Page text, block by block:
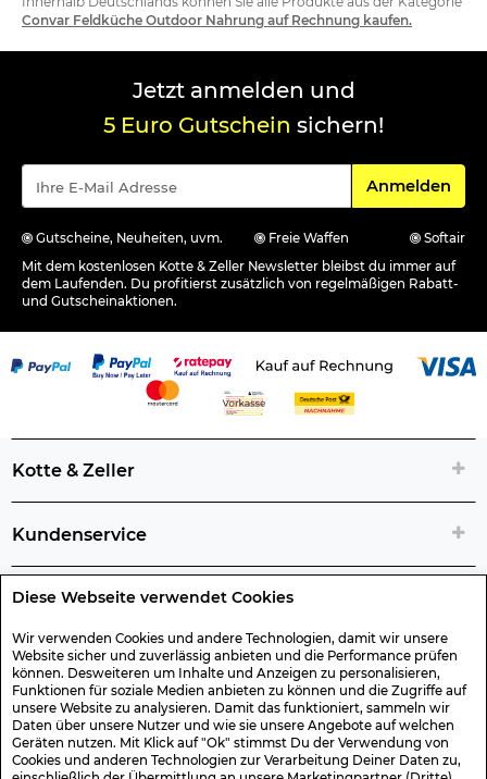
Diese Webseite verwendet Cookies
Wir verwenden Cookies und andere Technologien, damit wir unsere
Website sicher und zuverlässig anbieten und die Performance prüfen
können. Desweiteren um Inhalte und Anzeigen zu personalisieren,
Funktionen für soziale Medien anbieten zu können und die Zugriffe auf
unsere Website zu analysieren. Damit das funktioniert, sammeln wir
Daten über unsere Nutzer und wie sie unsere Angebote auf welchen
Geräten nutzen. Mit Klick auf "Ok" stimmst Du der Verwendung von
Cookies und anderen Technologien zur Verarbeitung Deiner Daten zu,
Convar Feldküche Outdoor Nahrung auf Rechnung kaufen.
Jetzt anmelden und
5 Euro Gutschein sichern!
Für den
Anmelden
Gutscheine, Neuheiten, uvm. Freie Waffen
Softair
Mit dem kostenlosen Kotte & Zeller Newsletter bleibst du immer auf
dem Laufenden. Du profitierst zusätzlich von regelmäßigen Rabatt-
und Gutscheinaktionen.
Kotte & Zeller
Kundenservice
Rechtliche Artikelinfos
Geschenk-Gutscheine
Versand & Rücksendung